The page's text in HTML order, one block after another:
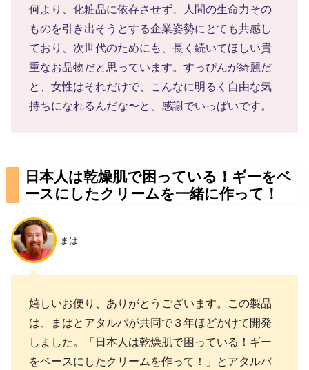
何より、化粧品に依存させず、人間の生命力その
ものを引き出そうとする企業姿勢にとても共感し
ており、次世代のためにも、長く続いてほしい貴
重なお品物だと思っています。すっぴんが綺麗だ
と、女性はそれだけで、こんなに明るく自由な気
持ちになれるんだな〜と、感謝でいっぱいです。
日本人は乾燥肌で困っている！ギーをベ
ースにしたクリームを一緒に作って！
まは
嬉しいお便り、ありがとうございます。この製品
は、まはとアタルバが共同で３年ほどかけて開発
しました。「日本人は乾燥肌で困っている！ギー
をベースにしたクリームを作って！」とアタルバ